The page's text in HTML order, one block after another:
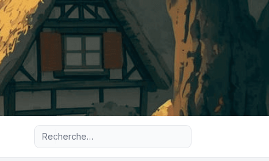
Recherche avancée